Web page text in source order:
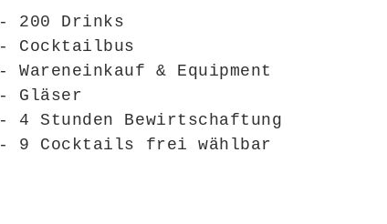
- 200 Drinks
- Cocktailbus
- Wareneinkauf & Equipment
- Gläser
- 4 Stunden Bewirtschaftung
- 9 Cocktails frei wählbar